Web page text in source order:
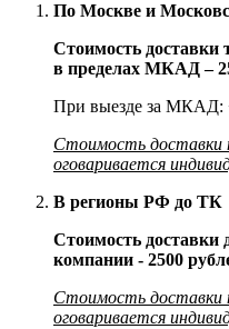
По Москве и
Стоимость доставки
в пределах МКАД –
При выезде за МКАД:
Стоимость доставки
оговаривается
В регионы РФ до ТК
Стоимость доставки
компании - 2500
Стоимость доставки
оговаривается